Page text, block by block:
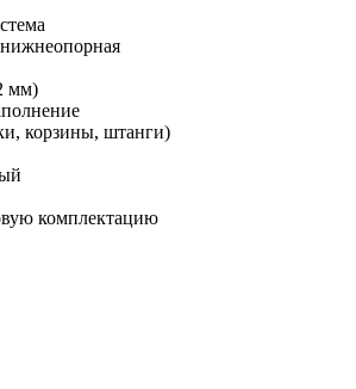
мм)
корзины, штанги)
комплектацию